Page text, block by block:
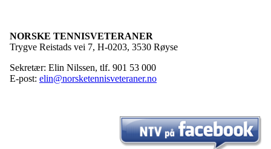
NORSKE TENNISVETERANER
Trygve Reistads vei 7, H-0203, 3530 Røyse
Sekretær: Elin Nilssen, tlf. 901 53 000
E-post: elin@norsketennisveteraner.no